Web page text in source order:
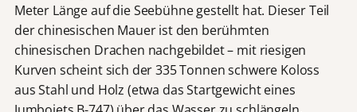
Meter Länge auf die Seebühne gestellt hat. Dieser Teil
der chinesischen Mauer ist den berühmten
chinesischen Drachen nachgebildet – mit riesigen
Kurven scheint sich der 335 Tonnen schwere Koloss
aus Stahl und Holz (etwa das Startgewicht eines